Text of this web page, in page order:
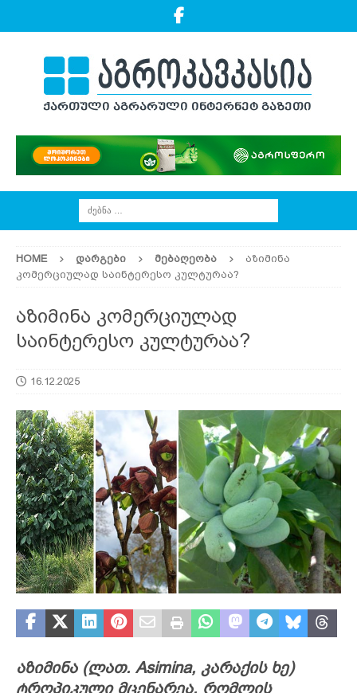
HOME ᲓᲐᲠᲒᲔᲑᲘ ᲛᲔᲑᲐᲦᲔᲝᲑᲐ
აზიმინა
კომერციულად საინტერესო კულტურაა?
აზიმინა კომერციულად
საინტერესო კულტურაა?
16.12.2025
აზიმინა (ლათ. Asimina, კარაქის ხე)
ტროპიკული მცენარეა, რომლის